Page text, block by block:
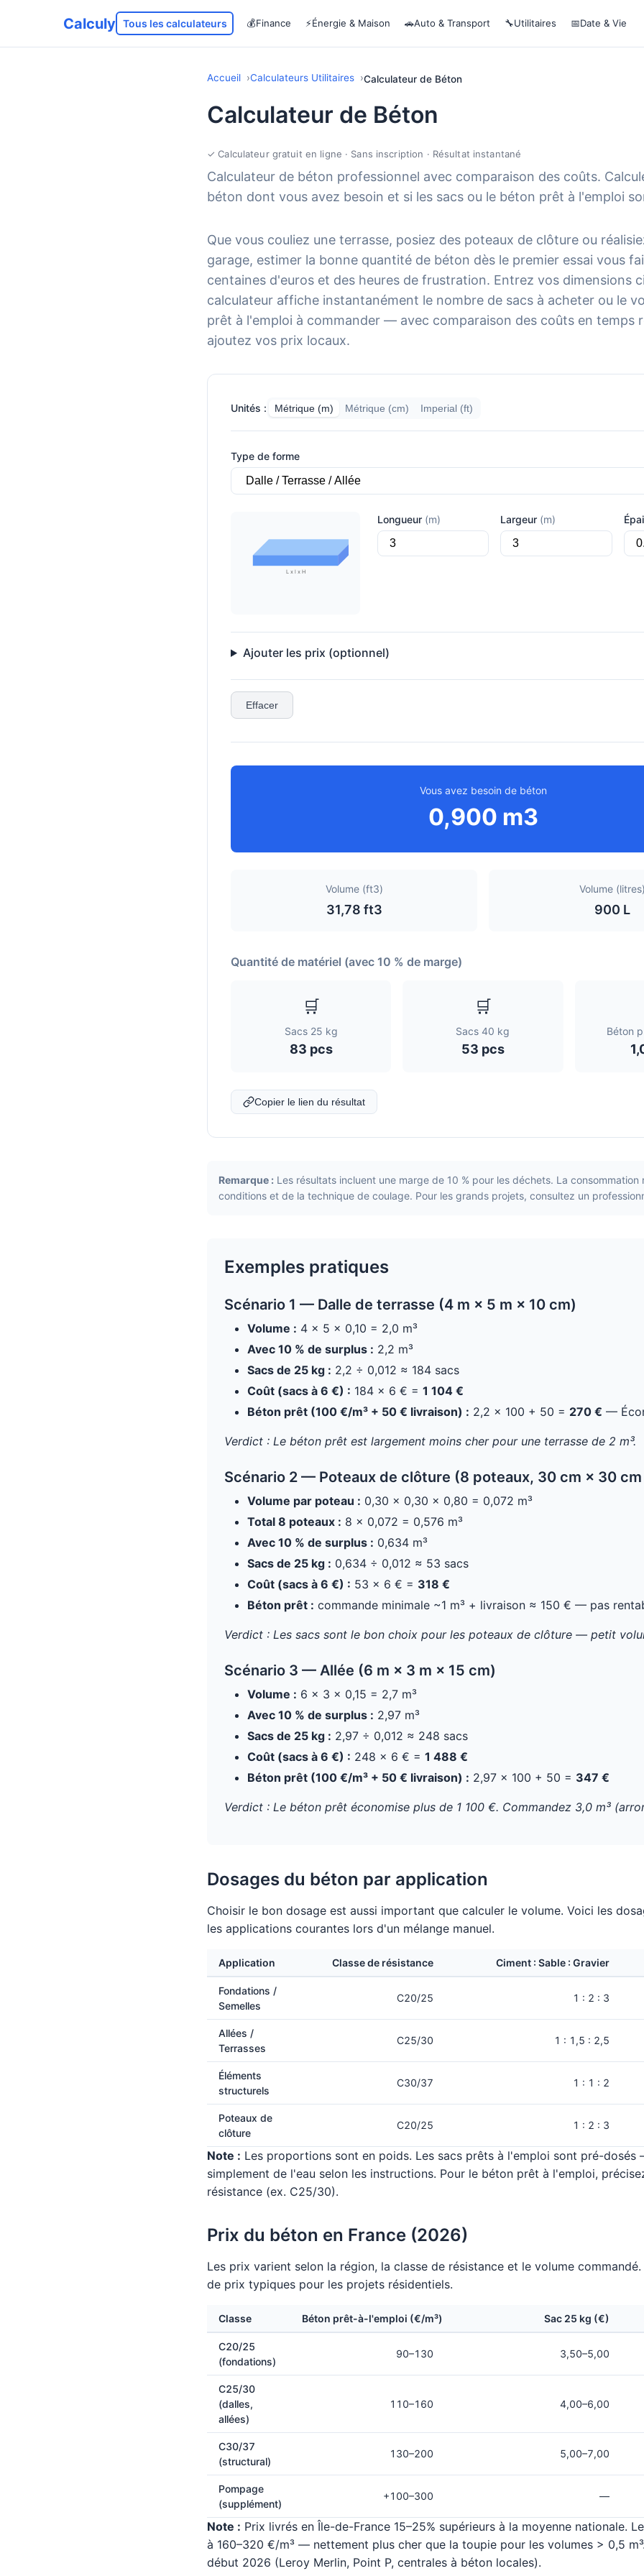
Calculy Tous les calculateurs 💰Finance ⚡Énergie & Maison 🚗Auto & Transport 🔧Utilitaires 📅Date & Vie
Accueil Calculateurs Utilitaires Calculateur de Béton
Calculateur de Béton
✓ Calculateur gratuit en ligne · Sans inscription · Résultat instantané
Calculateur de béton professionnel avec comparaison des coûts.
béton dont vous avez besoin et si les sacs ou le béton prêt à l'emploi
Que vous couliez une terrasse, posiez des poteaux de clôture ou
garage, estimer la bonne quantité de béton dès le premier essai vous
centaines d'euros et des heures de frustration. Entrez vos dimensions
calculateur affiche instantanément le nombre de sacs à acheter ou le
prêt à l'emploi à commander — avec comparaison des coûts en temps
ajoutez vos prix locaux.
Unités : Métrique (m) Métrique (cm) Imperial (ft)
Type de forme
L x l x H
Longueur (m) Largeur (m)
Ajouter les prix (optionnel)
Effacer
Vous avez besoin de béton
0,900 m3
Volume (ft3)
31,78 ft3
Volume
900 L
Quantité de matériel (avec 10 % de marge)
🛒
Sacs 25 kg
83 pcs
🛒
Sacs 40 kg
53 pcs
Béton
Copier le lien du résultat
Remarque : Les résultats incluent une marge de 10 % pour les déchets. La consommation
conditions et de la technique de coulage. Pour les grands projets, consultez un
Exemples pratiques
Scénario 1 — Dalle de terrasse (4 m × 5 m × 10 cm)
Volume : 4 × 5 × 0,10 = 2,0 m³
Avec 10 % de surplus : 2,2 m³
Sacs de 25 kg : 2,2 ÷ 0,012 ≈ 184 sacs
Coût (sacs à 6 €) : 184 × 6 € = 1 104 €
Béton prêt (100 €/m³ + 50 € livraison) : 2,2 × 100 + 50 = 270 € —
Verdict : Le béton prêt est largement moins cher pour une terrasse de 2 m³.
Scénario 2 — Poteaux de clôture (8 poteaux, 30 cm × 30
Volume par poteau : 0,30 × 0,30 × 0,80 = 0,072 m³
Total 8 poteaux : 8 × 0,072 = 0,576 m³
Avec 10 % de surplus : 0,634 m³
Sacs de 25 kg : 0,634 ÷ 0,012 ≈ 53 sacs
Coût (sacs à 6 €) : 53 × 6 € = 318 €
Béton prêt : commande minimale ~1 m³ + livraison ≈ 150 € — pas
Verdict : Les sacs sont le bon choix pour les poteaux de clôture — petit
Scénario 3 — Allée (6 m × 3 m × 15 cm)
Volume : 6 × 3 × 0,15 = 2,7 m³
Avec 10 % de surplus : 2,97 m³
Sacs de 25 kg : 2,97 ÷ 0,012 ≈ 248 sacs
Coût (sacs à 6 €) : 248 × 6 € = 1 488 €
Béton prêt (100 €/m³ + 50 € livraison) : 2,97 × 100 + 50 = 347 €
Verdict : Le béton prêt économise plus de 1 100 €. Commandez 3,0 m³
Dosages du béton par application
Choisir le bon dosage est aussi important que calculer le volume. Voici les
les applications courantes lors d'un mélange manuel.
Application Classe de résistance Ciment : Sable : Gravier
Fondations /
Semelles
C20/25 1 : 2 : 3
Allées /
Terrasses
C25/30 1 : 1,5 : 2,5
Éléments
structurels
C30/37 1 : 1 : 2
Poteaux de
clôture
C20/25 1 : 2 : 3
Note : Les proportions sont en poids. Les sacs prêts à l'emploi sont pré-
simplement de l'eau selon les instructions. Pour le béton prêt à l'emploi,
résistance (ex. C25/30).
Prix du béton en France (2026)
Les prix varient selon la région, la classe de résistance et le volume
de prix typiques pour les projets résidentiels.
Classe Béton prêt-à-l'emploi (€/m³) Sac 25 kg (€)
C20/25
(fondations)
90–130 3,50–5,00
C25/30
(dalles,
allées)
110–160 4,00–6,00
C30/37
(structural)
130–200 5,00–7,00
Pompage
(supplément)
+100–300 —
Note : Prix livrés en Île-de-France 15–25% supérieurs à la moyenne nationale.
à 160–320 €/m³ — nettement plus cher que la toupie pour les volumes > 0,5
début 2026 (Leroy Merlin, Point P, centrales à béton locales).